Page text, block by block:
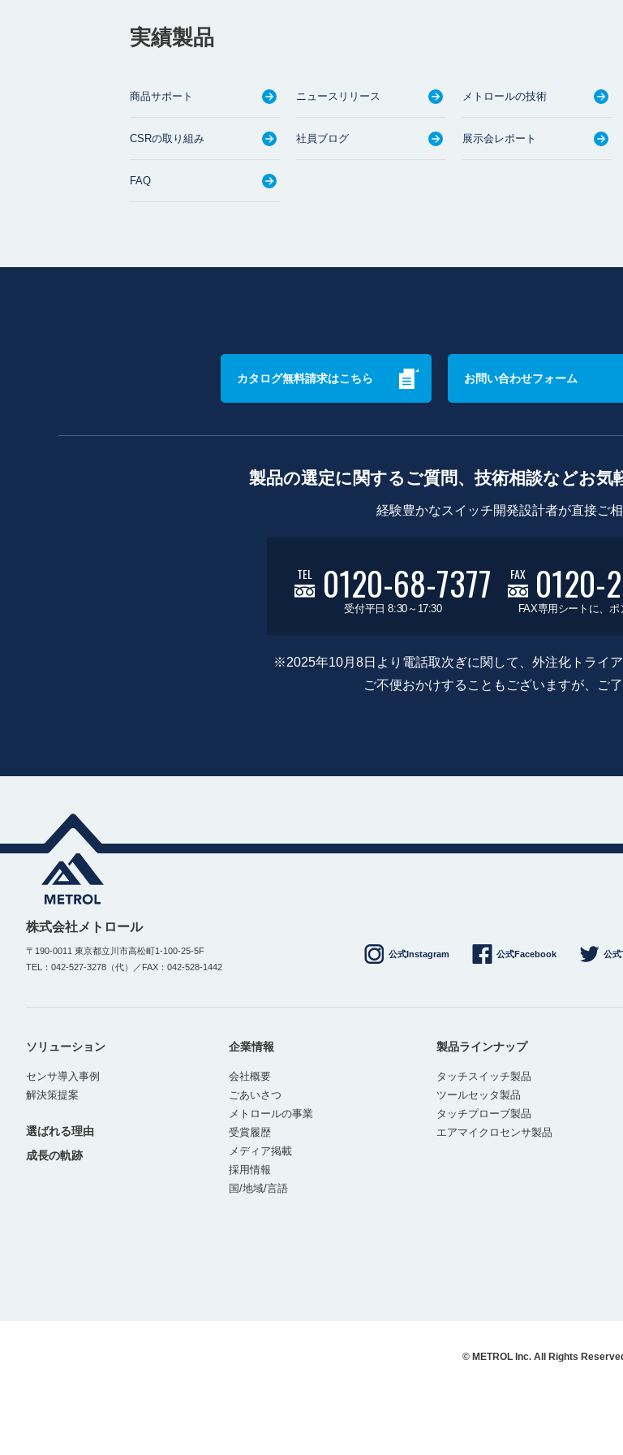
実績製品
商品サポート ニュースリリース メトロールの技術
CSRの取り組み 社員ブログ 展示会レポート
FAQ
カタログ無料請求はこちら お問い合わせフォーム
製品の選定に関するご質問、技術相談などお気
経験豊かなスイッチ開発設計者が直接ご相
TEL 0120-68-7377
受付平日 8:30～17:30
FAX 0120-
FAX専用シートに、ポ
※2025年10月8日より電話取次ぎに関して、外注化トライ
ご不便おかけすることもございますが、ご
株式会社メトロール
〒190-0011 東京都立川市高松町1-100-25-5F
TEL：042-527-3278（代）／FAX：042-528-1442
公式Instagram 公式Facebook 公
ソリューション
センサ導入事例
解決策提案
選ばれる理由
成長の軌跡
企業情報
会社概要
ごあいさつ
メトロールの事業
受賞履歴
メディア掲載
採用情報
国/地域/言語
製品ラインナップ
タッチスイッチ製品
ツールセッタ製品
タッチプローブ製品
エアマイクロセンサ製品
© METROL Inc. All Rights